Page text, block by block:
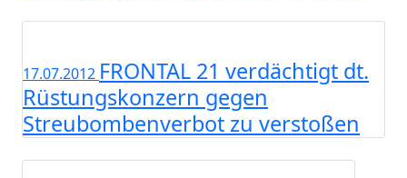
17.07.2012 FRONTAL 21 verdächtigt dt.
Rüstungskonzern gegen
Streubombenverbot zu verstoßen